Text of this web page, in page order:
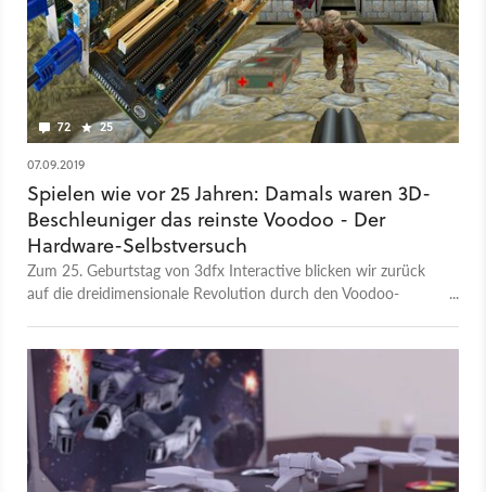
72 25
07.09.2019
Spielen wie vor 25 Jahren: Damals waren 3D-
Beschleuniger das reinste Voodoo - Der
Hardware-Selbstversuch
Zum 25. Geburtstag von 3dfx Interactive blicken wir zurück
auf die dreidimensionale Revolution durch den Voodoo-
zum Laufen bringen.